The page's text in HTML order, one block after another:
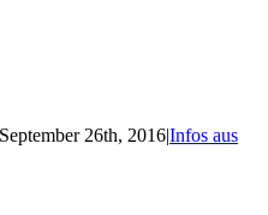
September 26th, 2016|Infos aus